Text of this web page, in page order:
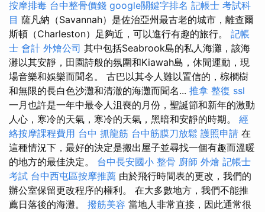
按摩排毒 台中整骨價錢 google關鍵字排名 記帳士 考試科
目 薩凡納（Savannah）是佐治亞州最古老的城市，離查爾
斯頓（Charleston）足夠近，可以進行有趣的旅行。 記帳
士 會計 外燴公司 其中包括Seabrook島的私人海灘，該海
灘以其安靜，田園詩般的氛圍和Kiawah島，休閒運動，現
場音樂和娛樂而聞名。 古巴以其令人難以置信的，棕櫚樹
和無限的長白色沙灘和清澈的海灘而聞名... 推拿 整復 ssl
一月也許是一年中最令人沮喪的月份，聖誕節和新年的激動
人心，寒冷的天氣，寒冷的天氣，黑暗和安靜的時期。 經
絡按摩課程費用 台中 抓龍筋 台中筋膜刀放鬆 護照申請 在
這種情況下，最好的決定是搬出屋子並尋找一個有趣而溫暖
的地方的最佳決定。 台中長安國小 整骨 廚師 外燴 記帳士
考試 台中西屯區按摩推薦 由於飛行時間表的更改，我們的
辦公室保留更改程序的權利。 在大多數地方，我們不能推
薦日落後的海灘。 撥筋美容 當地人非常直接，因此通常很